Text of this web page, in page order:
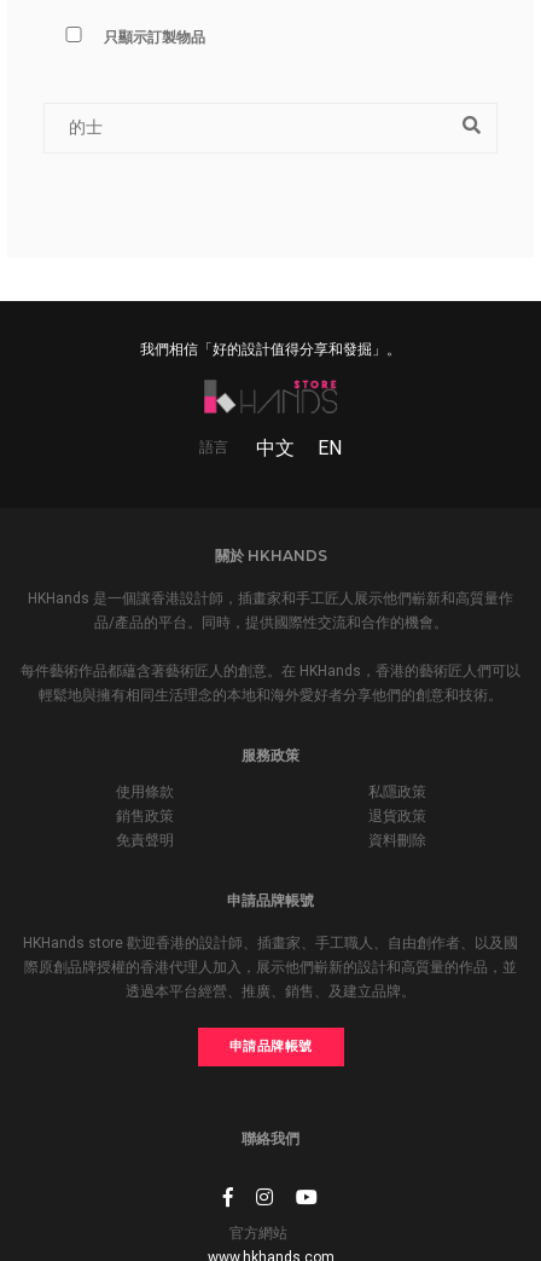
只顯示訂製物品
我們相信「好的設計值得分享和發掘」。
語言 中文 EN
關於 HKHANDS
HKHands 是一個讓香港設計師，插畫家和手工匠人展示他們嶄新和高質量作
品/產品的平台。同時，提供國際性交流和合作的機會。
每件藝術作品都蘊含著藝術匠人的創意。在 HKHands，香港的藝術匠人們可以
輕鬆地與擁有相同生活理念的本地和海外愛好者分享他們的創意和技術。
服務政策
使用條款
私隱政策
銷售政策
退貨政策
免責聲明
資料刪除
申請品牌帳號
HKHands store 歡迎香港的設計師、插畫家、手工職人、自由創作者、以及國
際原創品牌授權的香港代理人加入，展示他們嶄新的設計和高質量的作品，並
透過本平台經營、推廣、銷售、及建立品牌。
申請品牌帳號
聯絡我們
官方網站
www.hkhands.com